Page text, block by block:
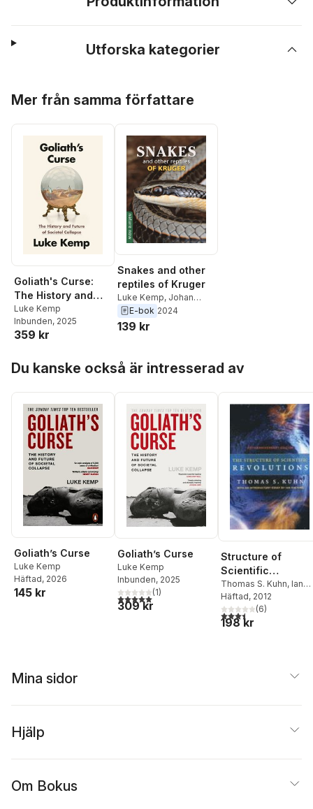
Utforska kategorier
Mer från samma författare
Goliath's Curse:
The History and
Future of Societal
Collapse
Luke Kemp
Inbunden, 2025
359 kr
Snakes and other
reptiles of Kruger
Luke Kemp, Johan
Marais
E-bok 2024
139 kr
Du kanske också är intresserad av
Goliath’s Curse
Luke Kemp
Häftad, 2026
145 kr
Goliath’s Curse
Luke Kemp
Inbunden, 2025
5,0utav 5 stjärnor. Totalt antal röster:
(1)
309 kr
Structure of
Scientific
Revolutions
Thomas S. Kuhn, Ian
Hacking
Häftad, 2012
3,5utav 5 stjärnor.
(6)
198 kr
Mina sidor
Hjälp
Om Bokus